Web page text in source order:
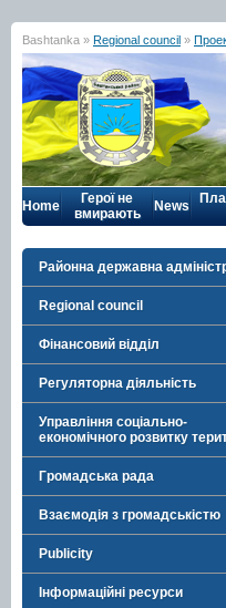
Bashtanka » Regional council »
Home
Герої не
вмирають
News
Районна державна
Regional council
Фінансовий відділ
Регуляторна діяльність
Управління соціально-
економічного розвитку
Громадська рада
Взаємодія з громадськістю
Publicity
Інформаційні ресурси